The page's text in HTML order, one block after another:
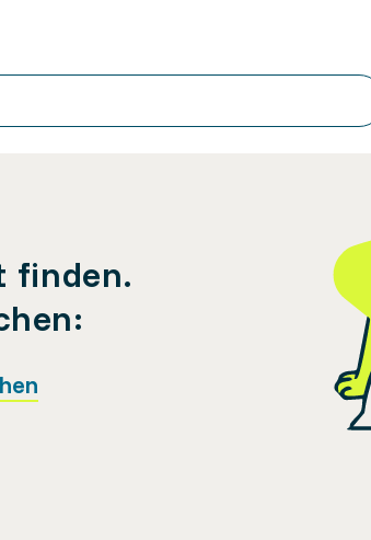
finden.